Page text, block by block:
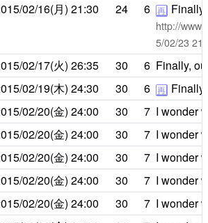
02/16(月) 21:30 24 6 再
http://
5/02/23
02/17(火) 26:35 30 6 Finally,
02/19(木) 24:30 30 6 再
02/20(金) 24:00 30 7 I wonder
02/20(金) 24:00 30 7 I wonder
02/20(金) 24:00 30 7 I wonder
02/20(金) 24:00 30 7 I wonder
02/20(金) 24:00 30 7 I wonder